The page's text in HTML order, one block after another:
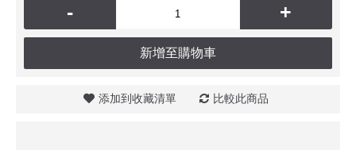
- +
新增至購物車
添加到收藏清單 比較此商品